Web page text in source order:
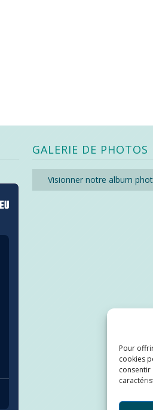
Pour
cookies
consentir
GALERIE DE PHOTOS
Visionner notre album